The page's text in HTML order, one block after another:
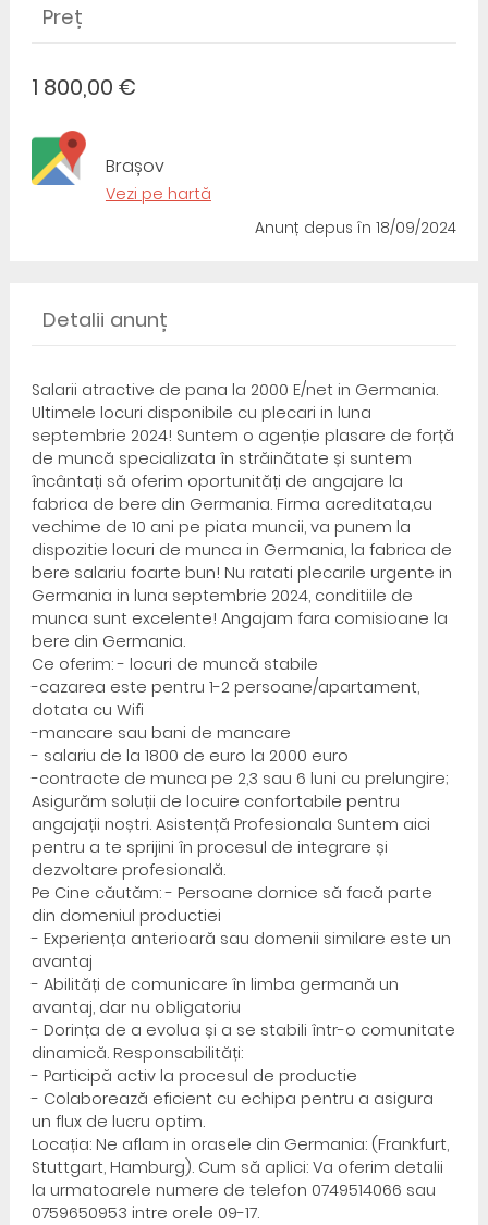
Preț
1 800,00 €
Brașov
Vezi pe hartă
Anunț depusîn 18/09/2024
Detalii anunț
Salarii atractive de pana la 2000 E/net in Germania.
Ultimele locuri disponibile cu plecari in luna
septembrie 2024! Suntem o agenție plasare de forță
de muncă specializata în străinătate și suntem
încântați să oferim oportunități de angajare la
fabrica de bere din Germania. Firma acreditata,cu
vechime de 10 ani pe piata muncii, va punem la
dispozitie locuri de munca in Germania, la fabrica de
bere salariu foarte bun! Nu ratati plecarile urgente in
Germania in luna septembrie 2024, conditiile de
munca sunt excelente! Angajam fara comisioane la
bere din Germania.
Ce oferim: - locuri de muncă stabile
-cazarea este pentru 1-2 persoane/apartament,
dotata cu Wifi
-mancare sau bani de mancare
- salariu de la 1800 de euro la 2000 euro
-contracte de munca pe 2,3 sau 6 luni cu prelungire;
Asigurăm soluții de locuire confortabile pentru
angajații noștri. Asistență Profesionala Suntem aici
pentru a te sprijini în procesul de integrare și
dezvoltare profesională.
Pe Cine căutăm: - Persoane dornice să facă parte
din domeniul productiei
- Experiența anterioară sau domenii similare este un
avantaj
- Abilități de comunicare în limba germană un
avantaj, dar nu obligatoriu
- Dorința de a evolua și a se stabili într-o comunitate
dinamică. Responsabilități:
- Participă activ la procesul de productie
- Colaborează eficient cu echipa pentru a asigura
un flux de lucru optim.
Locația: Ne aflam in orasele din Germania: (Frankfurt,
Stuttgart, Hamburg). Cum să aplici: Va oferim detalii
la urmatoarele numere de telefon 0749514066 sau
0759650953 intre orele 09-17.